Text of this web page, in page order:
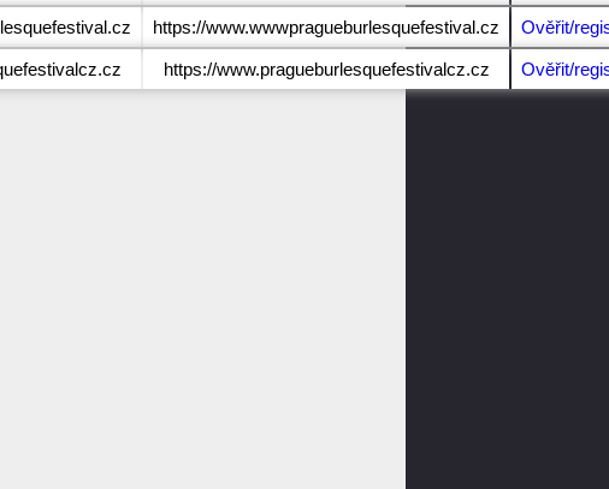
https://www.wwwpragueburlesquefestival.cz Ověřit/
https://www.pragueburlesquefestivalcz.cz Ověřit/